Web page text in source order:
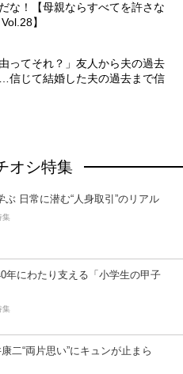
な！【母親ならすべてを許さな
】
ってそれ？」友人から夫の過去
信じて結婚した夫の過去まで信
オシ特集
ぶ 日常に潜む“人身取引”のリアル
集
年にわたり支える「小学生の甲子
集
二“両片思い”にキュンが止まら